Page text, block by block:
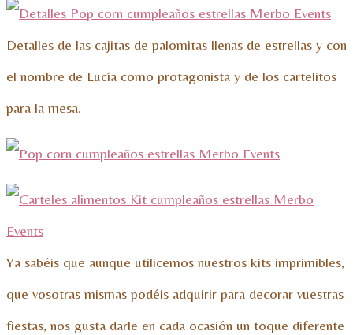
Detalles de las cajitas de palomitas llenas de estrellas y con
el nombre de Lucía como protagonista y de los cartelitos
para la mesa.
Ya sabéis que aunque utilicemos nuestros kits imprimibles,
que vosotras mismas podéis adquirir para decorar vuestras
fiestas, nos gusta darle en cada ocasión un toque diferente